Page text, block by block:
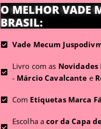
O MELHOR VADE
BRASIL:
Vade Mecum
Livro com as Novidades
- Márcio Cavalcante e
Com Etiquetas Marca
Escolha acor da Capa